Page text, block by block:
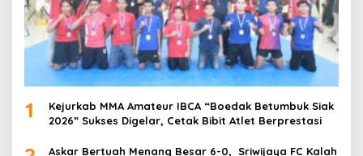
1
Kejurkab MMA Amateur IBCA “Boedak Betumbuk Siak
2026” Sukses Digelar, Cetak Bibit Atlet Berprestasi
Askar Bertuah Menang Besar 6-0, Sriwijaya FC Kalah